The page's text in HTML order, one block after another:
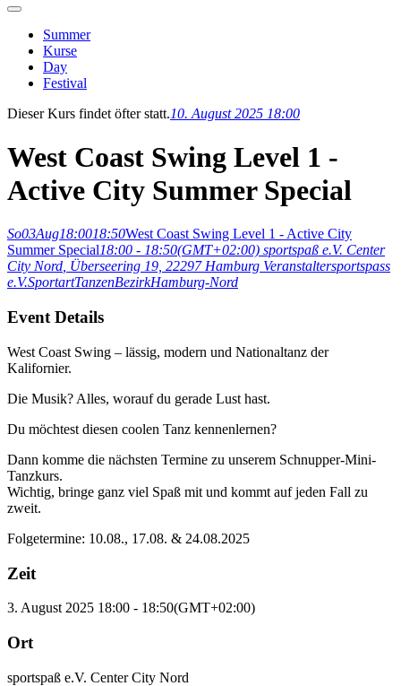
Summer
Kurse
Day
Festival
Dieser Kurs findet öfter statt.10. August 2025 18:00
West Coast Swing Level 1 -
Active City Summer Special
So03Aug18:0018:50West Coast Swing Level 1 - Active City
Summer Special18:00 - 18:50(GMT+02:00) sportspaß e.V. Center
City Nord, Überseering 19, 22297 Hamburg Veranstaltersportspass
e.V.SportartTanzenBezirkHamburg-Nord
Event Details
West Coast Swing – lässig, modern und Nationaltanz der
Kalifornier.
Die Musik? Alles, worauf du gerade Lust hast.
Du möchtest diesen coolen Tanz kennenlernen?
Dann komme die nächsten Termine zu unserem Schnupper-Mini-
Tanzkurs.
Wichtig, bringe ganz viel Spaß mit und kommt auf jeden Fall zu
zweit.
Folgetermine: 10.08., 17.08. & 24.08.2025
Zeit
3. August 2025 18:00 - 18:50(GMT+02:00)
Ort
sportspaß e.V. Center City Nord